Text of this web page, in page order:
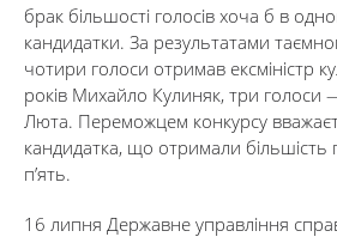
брак більшості голосів хоча б в
кандидатки. За результатами
чотири голоси отримав ексміністр
років Михайло Кулиняк, три голоси
Люта. Переможцем конкурсу
кандидатка, що отримали більшість
п’ять.
16 липня Державне управління